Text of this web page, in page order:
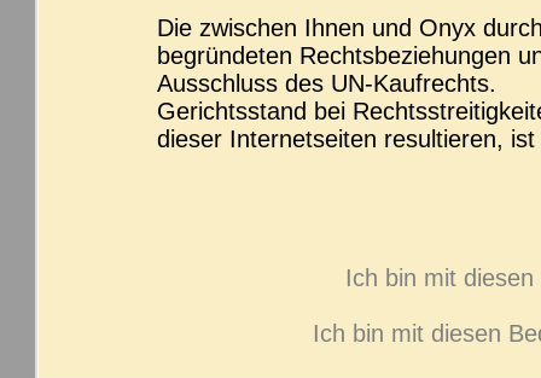
Die zwischen Ihnen und Onyx
begründeten Rechtsbeziehungen
Ausschluss des UN-Kaufrechts.
Gerichtsstand bei
dieser Internetseiten resultieren,
Ich bin mit
Ich bin mit diesen